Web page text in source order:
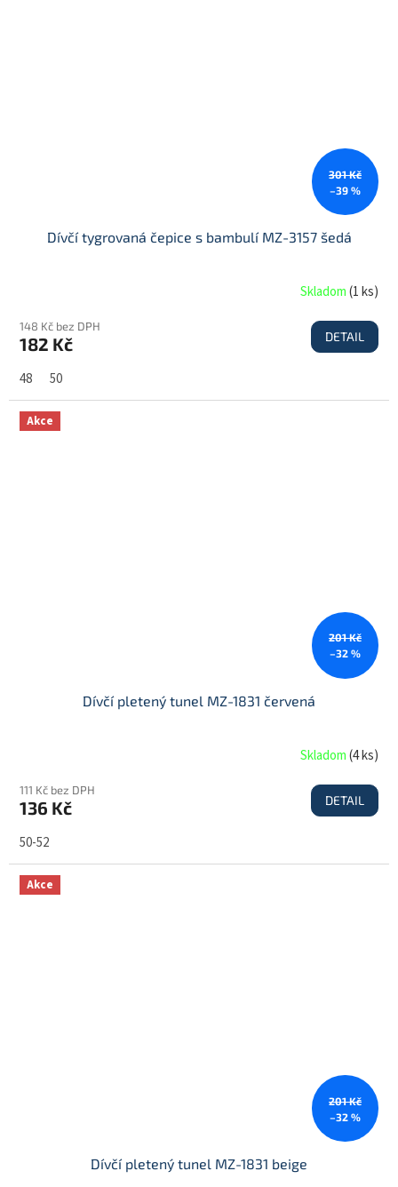
301 Kč
–39 %
Dívčí tygrovaná čepice s bambulí MZ-3157 šedá
Skladom(1 ks)
148 Kč bez DPH
182 Kč DETAIL
48 50
Akce
201 Kč
–32 %
Dívčí pletený tunel MZ-1831 červená
Skladom(4 ks)
111 Kč bez DPH
136 Kč DETAIL
50-52
Akce
201 Kč
–32 %
Dívčí pletený tunel MZ-1831 beige